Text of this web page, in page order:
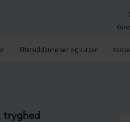
Efteruddannelser og kurser
tryghed